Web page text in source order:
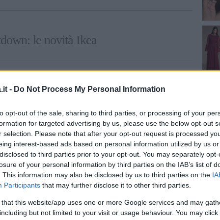
- Do Not Process My Personal Information
opt-out of the sale, sharing to third parties, or processing of your
for targeted advertising by us, please use the below opt-out
selection. Please note that after your opt-out request is processed
interest-based ads based on personal information utilized by us
to third parties prior to your opt-out. You may separately
of your personal information by third parties on the IAB’s list of
This information may also be disclosed by us to third parties on the
Participants that may further disclose it to other third parties.
that this website/app uses one or more Google services and may
but not limited to your visit or usage behaviour. You may
le novità Ikea
camini: le idee
a leggere dopo la pubblicità
solitamente la possibilità di scegliere tra
Accanto alle vostre foto di famiglia potrete
o terracotta, al centro un cesto con palline